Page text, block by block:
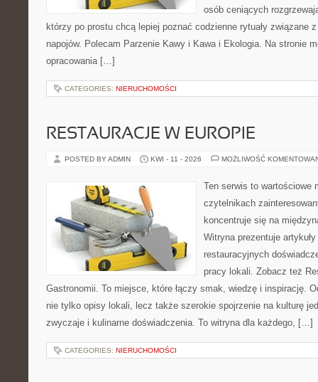
osób ceniących
którzy po prostu chcą lepiej poznać codzienne rytuały związane
napojów. Polecam Parzenie Kawy i Kawa i Ekologia. Na stronie
opracowania […]
CATEGORIES: NIERUCHOMOŚCI
RESTAURACJE W EUROPIE
POSTED BY ADMIN KWI - 11 - 2026 MOŻLIWOŚĆ
Ten serwis to wartościowe
czytelnikach
koncentruje się na
Witryna prezentuje
restauracyjnych
pracy lokali. Zobacz też
Gastronomii. To miejsce, które łączy smak, wiedzę i inspirację.
nie tylko opisy lokali, lecz także szerokie spojrzenie na kulturę
zwyczaje i kulinarne doświadczenia. To witryna dla każdego, […]
CATEGORIES: NIERUCHOMOŚCI